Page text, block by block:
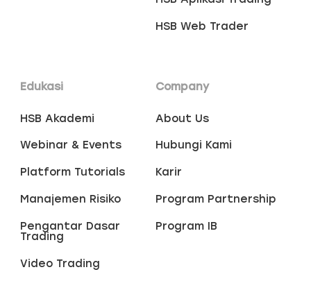
HSB Web Trader
Edukasi
HSB Akademi
Webinar & Events
Platform Tutorials
Manajemen Risiko
Pengantar Dasar
Trading
Video Trading
Company
About Us
Hubungi Kami
Karir
Program Partnership
Program IB